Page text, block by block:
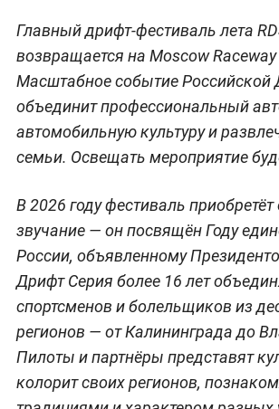
Главный дрифт-фестиваль лета
возвращается на Moscow
Масштабное событие Российской
объединит профессиональный
автомобильную культуру и
семьи. Освещать мероприятие
В 2026 году фестиваль приобретёт
звучание — он посвящён Году
России, объявленному
Дрифт Серия более 16 лет
спортсменов и болельщиков из
регионов — от Калининграда до
Пилоты и партнёры представят
колорит своих регионов,